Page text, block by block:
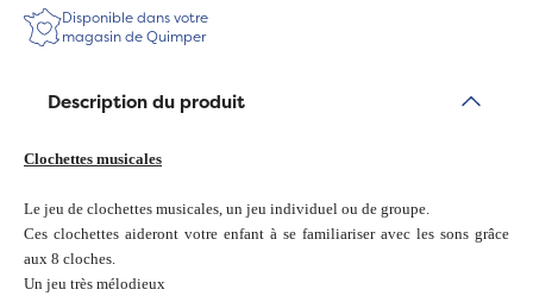
Disponible dans votre
magasin de Quimper
Description du produit
Clochettes musicales
Le jeu de clochettes musicales, un jeu individuel ou de groupe.
Ces clochettes aideront votre enfant à se familiariser avec les sons grâce
aux 8 cloches.
Un jeu très mélodieux